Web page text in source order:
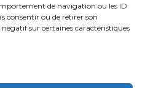
de navigation ou les ID
consentir ou de retirer son
sur certaines caractéristiques
Performance